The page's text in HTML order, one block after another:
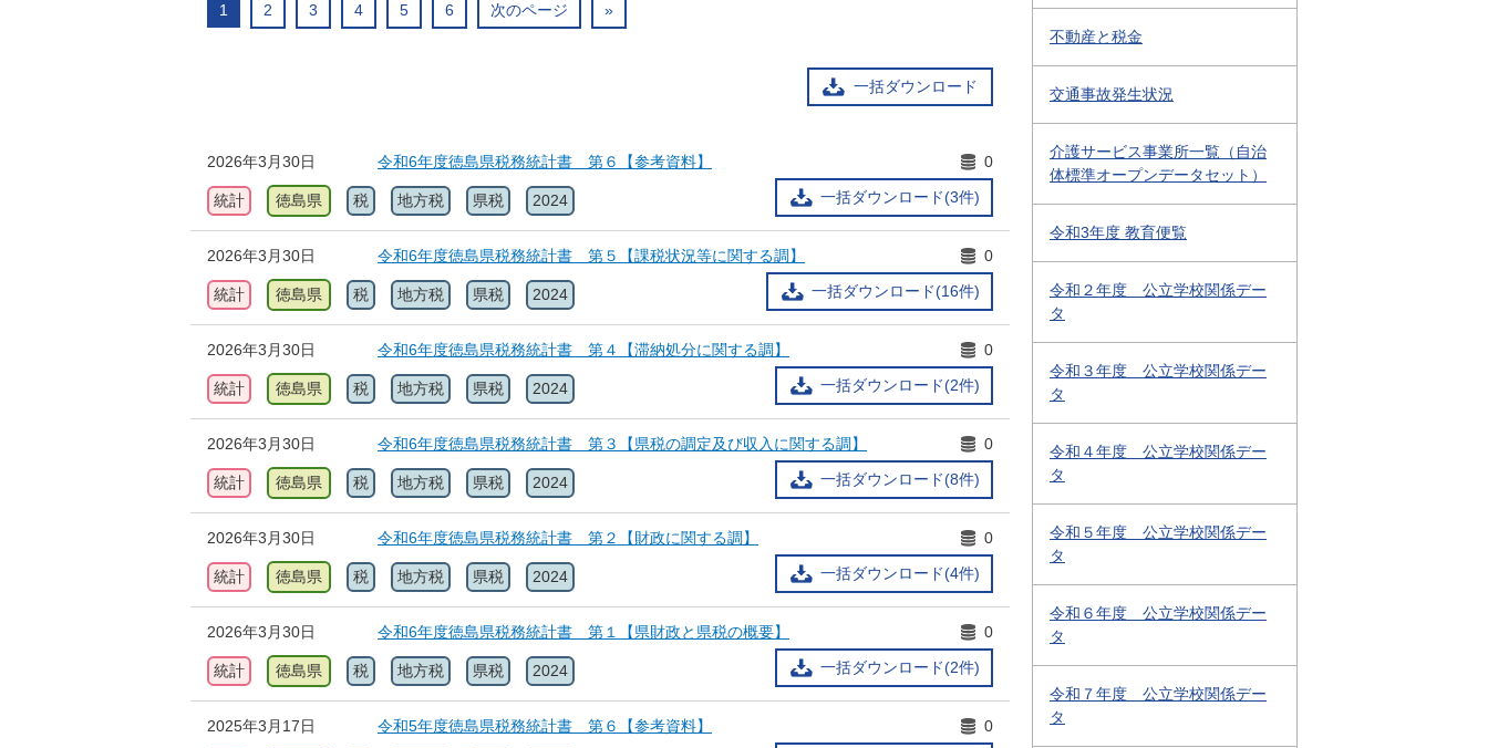
1 2 3 4 5 6 次のページ »
一括ダウンロード
2026年3月30日
令和6年度徳島県税務統計書 第６【参考資料】
一括ダウンロード(3件)
0
統計 徳島県 税 地方税 県税 2024
2026年3月30日
令和6年度徳島県税務統計書 第５【課税状況等に関する調】
一括ダウンロード(16件)
0
統計 徳島県 税 地方税 県税 2024
2026年3月30日
令和6年度徳島県税務統計書 第４【滞納処分に関する調】
一括ダウンロード(2件)
0
統計 徳島県 税 地方税 県税 2024
2026年3月30日
令和6年度徳島県税務統計書 第３【県税の調定及び収入に関する調】
一括ダウンロード(8件)
0
統計 徳島県 税 地方税 県税 2024
2026年3月30日
令和6年度徳島県税務統計書 第２【財政に関する調】
一括ダウンロード(4件)
0
統計 徳島県 税 地方税 県税 2024
2026年3月30日
令和6年度徳島県税務統計書 第１【県財政と県税の概要】
一括ダウンロード(2件)
0
統計 徳島県 税 地方税 県税 2024
2025年3月17日
令和5年度徳島県税務統計書 第６【参考資料】
0
不動産と税金
交通事故発生状況
介護サービス事業所一覧（自治
体標準オープンデータセット）
令和3年度 教育便覧
令和２年度 公立学校関係デー
タ
令和３年度 公立学校関係デー
タ
令和４年度 公立学校関係デー
タ
令和５年度 公立学校関係デー
タ
令和６年度 公立学校関係デー
タ
令和７年度 公立学校関係デー
タ